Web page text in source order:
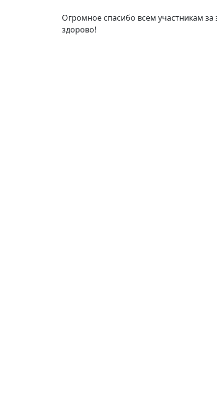
Огромное спасибо всем участникам
здорово!